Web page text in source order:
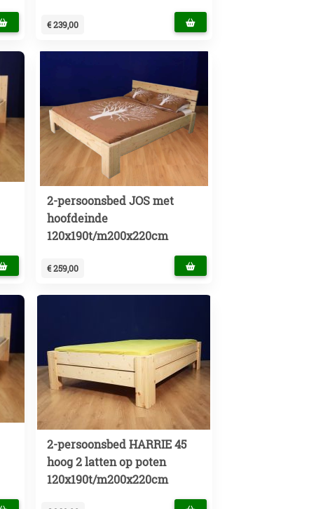
€ 239,00
2-persoonsbed JOS met
hoofdeinde
120x190t/m200x220cm
€ 259,00
2-persoonsbed HARRIE 45
hoog 2 latten op poten
120x190t/m200x220cm